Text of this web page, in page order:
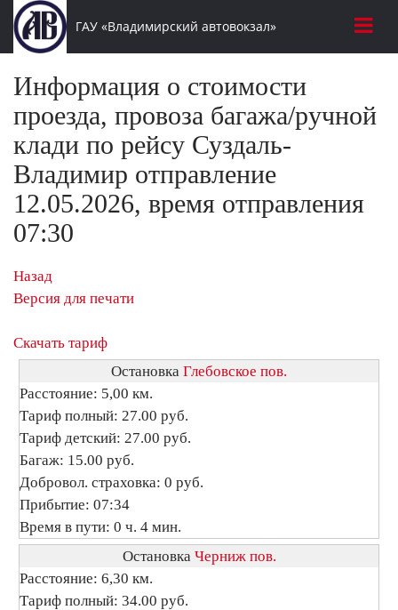
ГАУ «Владимирский автовокзал»
Информация о стоимости
проезда, провоза багажа/ручной
клади по рейсу Суздаль-
Владимир отправление
12.05.2026, время отправления
07:30
Назад
Версия для печати
Скачать тариф
Остановка Глебовское пов.
Расстояние: 5,00 км.
Тариф полный: 27.00 руб.
Тариф детский: 27.00 руб.
Багаж: 15.00 руб.
Добровол. страховка: 0 руб.
Прибытие: 07:34
Время в пути: 0 ч. 4 мин.
Остановка Черниж пов.
Расстояние: 6,30 км.
Тариф полный: 34.00 руб.